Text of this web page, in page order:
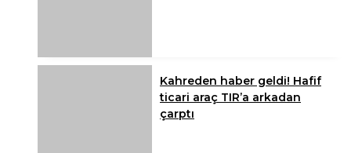
Kahreden haber geldi! Hafif
ticari araç TIR’a arkadan
çarptı